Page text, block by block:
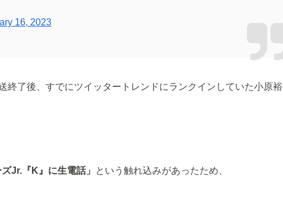
16, 2023
終了後、すでにツイッタートレンドにランクインしていた小原裕
Jr.『K』に生電話」 という触れ込みがあったため、